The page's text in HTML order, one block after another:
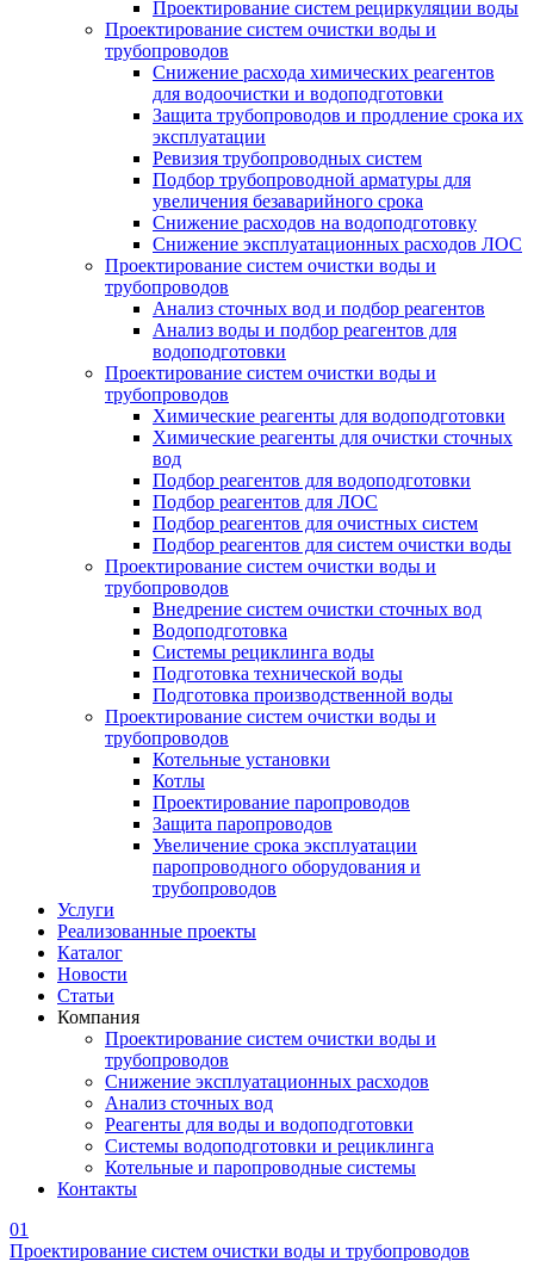
Проектирование систем рециркуляции воды
Проектирование систем очистки воды и
трубопроводов
Снижение расхода химических реагентов
для водоочистки и водоподготовки
Защита трубопроводов и продление срока их
эксплуатации
Ревизия трубопроводных систем
Подбор трубопроводной арматуры для
увеличения безаварийного срока
Снижение расходов на водоподготовку
Снижение эксплуатационных расходов ЛОС
Проектирование систем очистки воды и
трубопроводов
Анализ сточных вод и подбор реагентов
Анализ воды и подбор реагентов для
водоподготовки
Проектирование систем очистки воды и
трубопроводов
Химические реагенты для водоподготовки
Химические реагенты для очистки сточных
вод
Подбор реагентов для водоподготовки
Подбор реагентов для ЛОС
Подбор реагентов для очистных систем
Подбор реагентов для систем очистки воды
Проектирование систем очистки воды и
трубопроводов
Внедрение систем очистки сточных вод
Водоподготовка
Системы рециклинга воды
Подготовка технической воды
Подготовка производственной воды
Проектирование систем очистки воды и
трубопроводов
Котельные установки
Котлы
Проектирование паропроводов
Защита паропроводов
Увеличение срока эксплуатации
паропроводного оборудования и
трубопроводов
Услуги
Реализованные проекты
Каталог
Новости
Статьи
Компания
Проектирование систем очистки воды и
трубопроводов
Снижение эксплуатационных расходов
Анализ сточных вод
Реагенты для воды и водоподготовки
Системы водоподготовки и рециклинга
Котельные и паропроводные системы
Контакты
01
Проектирование систем очистки воды и трубопроводов